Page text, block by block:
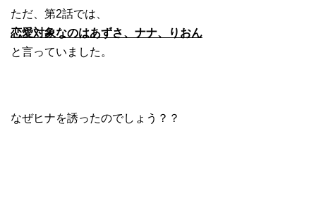
ただ、第2話では、
恋愛対象なのはあずさ、ナナ、りおん
と言っていました。
なぜヒナを誘ったのでしょう？？